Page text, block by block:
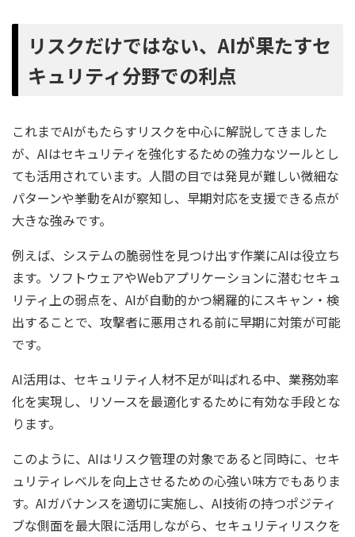
リスクだけではない、AIが果たすセ
キュリティ分野での利点
これまでAIがもたらすリスクを中心に解説してきました
が、AIはセキュリティを強化するための強力なツールとし
ても活用されています。人間の目では発見が難しい微細な
パターンや挙動をAIが察知し、早期対応を支援できる点が
大きな強みです。
例えば、システムの脆弱性を見つけ出す作業にAIは役立ち
ます。ソフトウェアやWebアプリケーションに潜むセキュ
リティ上の弱点を、AIが自動的かつ網羅的にスキャン・検
出することで、攻撃者に悪用される前に早期に対策が可能
です。
AI活用は、セキュリティ人材不足が叫ばれる中、業務効率
化を実現し、リソースを最適化するために有効な手段とな
ります。
このように、AIはリスク管理の対象であると同時に、セキ
ュリティレベルを向上させるための心強い味方でもありま
す。AIガバナンスを適切に実施し、AI技術の持つポジティ
ブな側面を最大限に活用しながら、セキュリティリスクを